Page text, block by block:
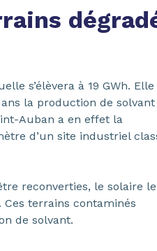
s’élèvera à 19 GWh. Elle
la production de
Auban a en effet la
d’un site industriel
reconverties, le solaire
terrains contaminés
de solvant.